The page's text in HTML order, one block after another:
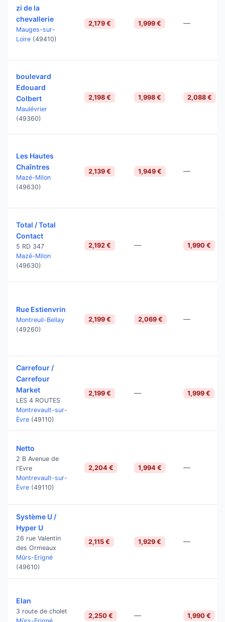
zi de la
chevallerie
Mauges-sur-
Loire (49410)
2,179 € 1,999 € —
boulevard
Edouard
Colbert
Maulévrier
(49360)
2,198 € 1,998 € 2,088 €
Les Hautes
Chaîntres
Mazé-Milon
(49630)
2,139 € 1,949 € —
Total / Total
Contact
5 RD 347
Mazé-Milon
(49630)
2,192 € — 1,990 €
Rue Estienvrin
Montreuil-Bellay
(49260)
2,199 € 2,069 € —
Carrefour /
Carrefour
Market
LES 4 ROUTES
Montrevault-sur-
Èvre (49110)
2,199 € — 1,999 €
Netto
2 B Avenue de
l'Evre
Montrevault-sur-
Èvre (49110)
2,204 € 1,994 € —
Système U /
Hyper U
26 rue Valentin
des Ormeaux
Mûrs-Erigné
(49610)
2,115 € 1,929 € —
Elan
3 route de cholet
2,250 € — 1,990 €